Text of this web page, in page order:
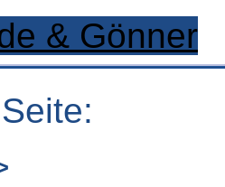
& Gönner